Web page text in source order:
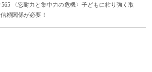
〈忍耐力と集中力の危機〉子どもに粘り強く取
頼関係が必要！